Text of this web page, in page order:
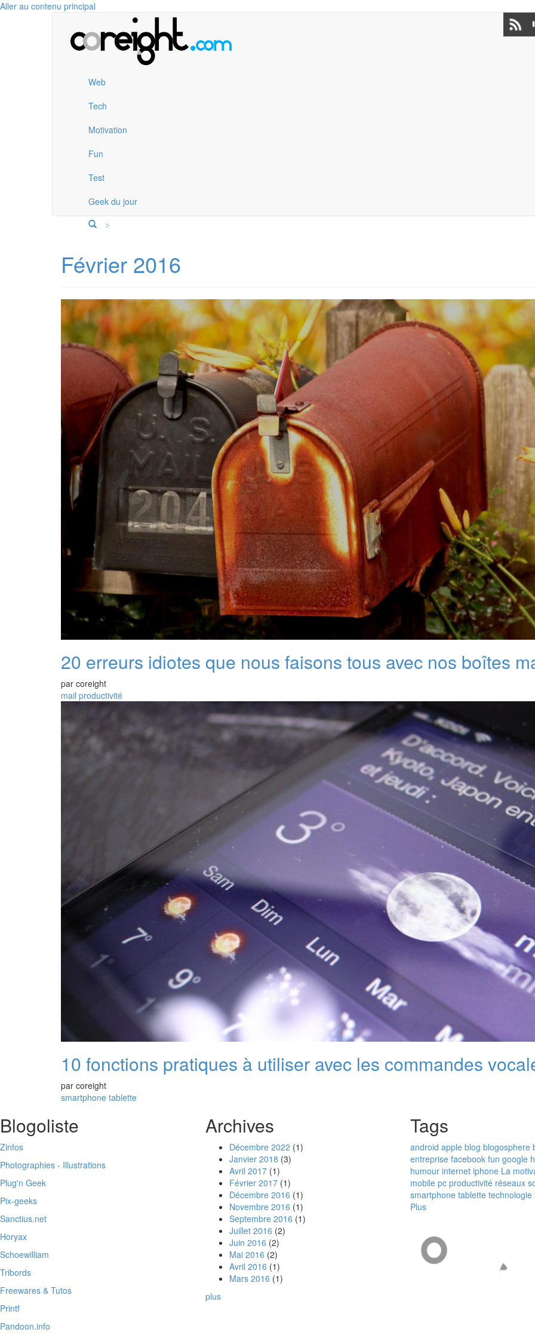
Aller au contenu principal
Web
Tech
Motivation
Fun
Test
Geek du jour
>
Février 2016
20 erreurs idiotes que nous faisons tous avec nos boîtes
par coreight
mail productivité
10 fonctions pratiques à utiliser avec les commandes
par coreight
smartphone tablette
Blogoliste
Zinfos
Photographies - Illustrations
Plug'n Geek
Pix-geeks
Sanctius.net
Horyax
Schoewilliam
Tribords
Freewares & Tutos
Printf
Pandoon.info
Archives
Décembre 2022 (1)
Janvier 2018 (3)
Avril 2017(1)
Février 2017(1)
Décembre 2016 (1)
Novembre 2016 (1)
Septembre 2016 (1)
Juillet 2016 (2)
Juin 2016 (2)
Mai 2016 (2)
Avril 2016 (1)
Mars 2016 (1)
plus
Tags
android apple blog blogosphere
entreprise facebook fun google
humour internet iphone La
mobile pc productivité réseaux
smartphone tablette technologie
Plus